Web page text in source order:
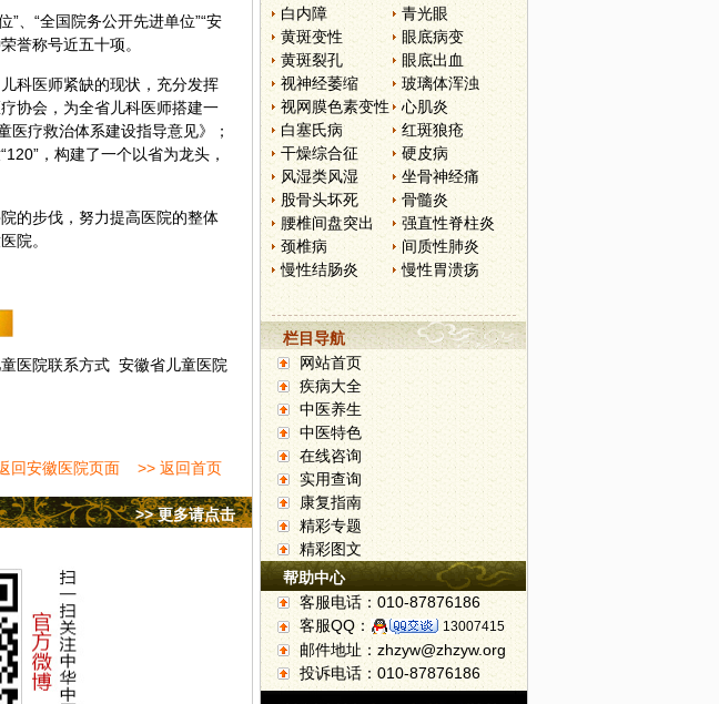
”、“全国院务公开先进单位”“安
誉称号近五十项。
科医师紧缺的现状，充分发挥
协会，为全省儿科医师搭建一
医疗救治体系建设指导意见》；
，构建了一个以省为龙头，
的步伐，努力提高医院的整体
院。
医院联系方式 安徽省儿童医院
回安徽医院页面 >> 返回首页
>> 更多请点击
白内障
青光眼
黄斑变性
眼底病变
黄斑裂孔
眼底出血
视神经萎缩
玻璃体浑浊
视网膜色素变性
心肌炎
白塞氏病
红斑狼疮
干燥综合征
硬皮病
风湿类风湿
坐骨神经痛
股骨头坏死
骨髓炎
腰椎间盘突出
强直性脊柱炎
颈椎病
间质性肺炎
慢性结肠炎
慢性胃溃疡
栏目导航
网站首页
疾病大全
中医养生
中医特色
在线咨询
实用查询
康复指南
精彩专题
精彩图文
帮助中心
客服电话：010-87876186
客服QQ：
13007415
邮件地址：zhzyw@zhzyw.org
投诉电话：010-87876186